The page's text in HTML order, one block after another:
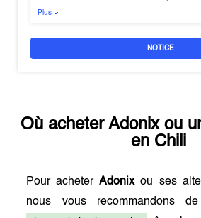
Plus
NOTICE
Où acheter Adonixou
en Chili
Pour acheterAdonixou ses
nous vous recommandons